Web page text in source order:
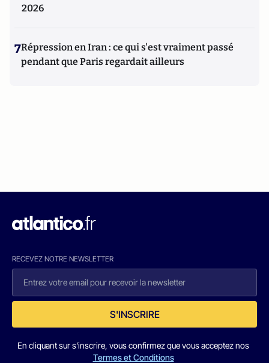
2026
7Répression en Iran : ce qui s'est vraiment passé
pendant que Paris regardait ailleurs
RECEVEZ NOTRE NEWSLETTER
S'INSCRIRE
En cliquant sur s'inscrire, vous confirmez que vous acceptez nos
Termes et Conditions